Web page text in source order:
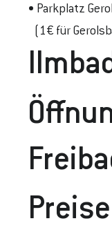
• Parkplatz
(1€ für